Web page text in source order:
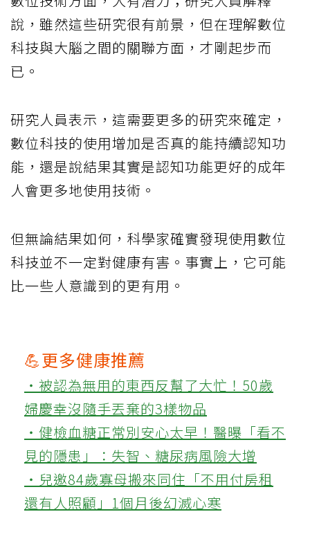
說，雖然這些研究很有前景，但在理解數位
科技與大腦之間的關聯方面，才剛起步而
已。
研究人員表示，這需要更多的研究來確定，
數位科技的使用增加是否真的能持續認知功
能，還是說結果其實是認知功能更好的成年
人會更多地使用技術。
但無論結果如何，科學家確實發現使用數位
科技並不一定對健康有害。事實上，它可能
比一些人意識到的更有用。
💪更多健康推薦
‧被認為無用的東西反幫了大忙！50歲
婦慶幸沒隨手丟棄的3樣物品
‧健檢血糖正常別安心太早！醫曝「看不
見的隱患」：失智、糖尿病風險大增
‧兒邀84歲寡母搬來同住「不用付房租
還有人照顧」1個月後幻滅心寒